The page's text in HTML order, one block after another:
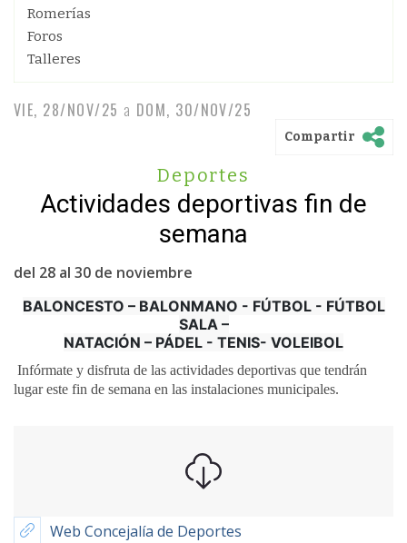
Romerías
Foros
Talleres
VIE, 28/NOV/25 a DOM, 30/NOV/25
Compartir
Deportes
Actividades deportivas fin de
semana
del 28 al 30 de noviembre
BALONCESTO – BALONMANO - FÚTBOL - FÚTBOL
SALA –
NATACIÓN – PÁDEL - TENIS- VOLEIBOL
Infórmate y disfruta de las actividades deportivas que tendrán
lugar este fin de semana en las instalaciones municipales.
Web Concejalía de Deportes